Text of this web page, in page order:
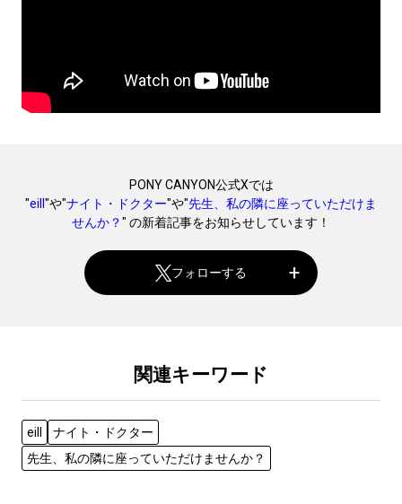
PONY CANYON公式Xでは
"eill "や"ナイト・ドクター"や"先生、私の隣に座っていただけま
せんか？" の新着記事をお知らせしています！
フォローする
関連キーワード
eill
ナイト・ドクター
先生、私の隣に座っていただけませんか？